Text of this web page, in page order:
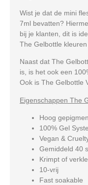
Wist je dat de mini
7ml bevatten?
bij je klanten, dit is
The Gelbottle
Naast dat The
is, is het ook een
Ook is The Gelbottle
Eigenschappen The
Hoog
100% Gel
Vegan &
Gemiddeld 40
Krimpt of
10-vrij
Fast soakable